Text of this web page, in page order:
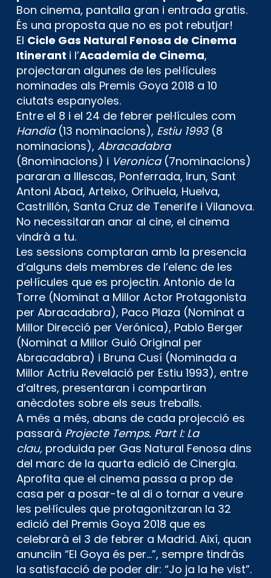
Bon cinema, pantalla gran i entrada gratis.
És una proposta que no es pot rebutjar!
El Cicle Gas Natural Fenosa de Cinema
Itinerant i l’Academia de Cinema,
projectaran algunes de les pel·lícules
nominades als Premis Goya 2018 a 10
ciutats espanyoles.
Entre el 8 i el 24 de febrer pel·lícules com
Handia(13 nominacions), Estiu 1993(8
nominacions), Abracadabra
(8nominacions) i Veronica(7nominacions)
pararan a Illescas, Ponferrada, Irun, Sant
Antoni Abad, Arteixo, Orihuela, Huelva,
Castrillón, Santa Cruz de Tenerife i Vilanova.
No necessitaran anar al cine, el cinema
vindrà a tu.
Les sessions comptaran amb la presencia
d’alguns dels membres de l’elenc de les
pel·lícules que es projectin. Antonio de la
Torre (Nominat a Millor Actor Protagonista
per Abracadabra), Paco Plaza (Nominat a
Millor Direcció per Verónica), Pablo Berger
(Nominat a Millor Guió Original per
Abracadabra) i Bruna Cusí (Nominada a
Millor Actriu Revelació per Estiu 1993), entre
d’altres, presentaran i compartiran
anècdotes sobre els seus treballs.
A més a més, abans de cada projecció es
passarà Projecte Temps. Part I: La
clau, produida per Gas Natural Fenosa dins
del marc de la quarta edició de Cinergia.
Aprofita que el cinema passa a prop de
casa per a posar-te al di o tornar a veure
les pel·lícules que protagonitzaran la 32
edició del Premis Goya 2018 que es
celebrarà el 3 de febrer a Madrid. Així, quan
anunciin “El Goya és per…”, sempre tindràs
la satisfacció de poder dir: “Jo ja la he vist”.